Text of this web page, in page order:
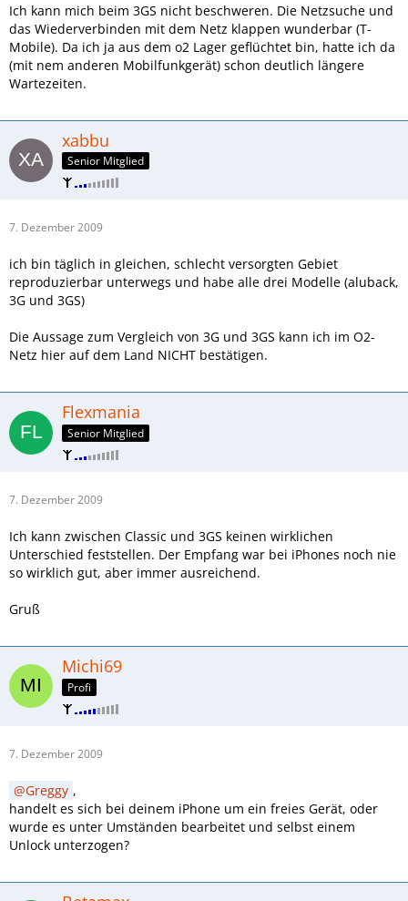
Ich kann mich beim 3GS nicht beschweren. Die Netzsuche und
das Wiederverbinden mit dem Netz klappen wunderbar (T-
Mobile). Da ich ja aus dem o2 Lager geflüchtet bin, hatte ich da
(mit nem anderen Mobilfunkgerät) schon deutlich längere
Wartezeiten.
xabbu
Senior Mitglied
7. Dezember 2009
ich bin täglich in gleichen, schlecht versorgten Gebiet
reproduzierbar unterwegs und habe alle drei Modelle (aluback,
3G und 3GS)
Die Aussage zum Vergleich von 3G und 3GS kann ich im O2-
Netz hier auf dem Land NICHT bestätigen.
Flexmania
Senior Mitglied
7. Dezember 2009
Ich kann zwischen Classic und 3GS keinen wirklichen
Unterschied feststellen. Der Empfang war bei iPhones noch nie
so wirklich gut, aber immer ausreichend.
Gruß
Michi69
Profi
7. Dezember 2009
Greggy ,
handelt es sich bei deinem iPhone um ein freies Gerät, oder
wurde es unter Umständen bearbeitet und selbst einem
Unlock unterzogen?